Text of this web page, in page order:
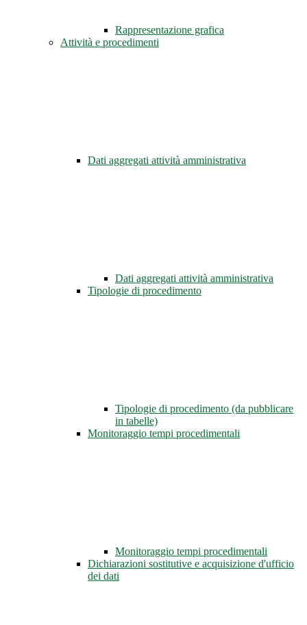
Rappresentazione grafica
Attività e procedimenti
Dati aggregati attività amministrativa
Dati aggregati attività amministrativa
Tipologie di procedimento
Tipologie di procedimento (da pubblicare
in tabelle)
Monitoraggio tempi procedimentali
Monitoraggio tempi procedimentali
Dichiarazioni sostitutive e acquisizione d'ufficio
dei dati